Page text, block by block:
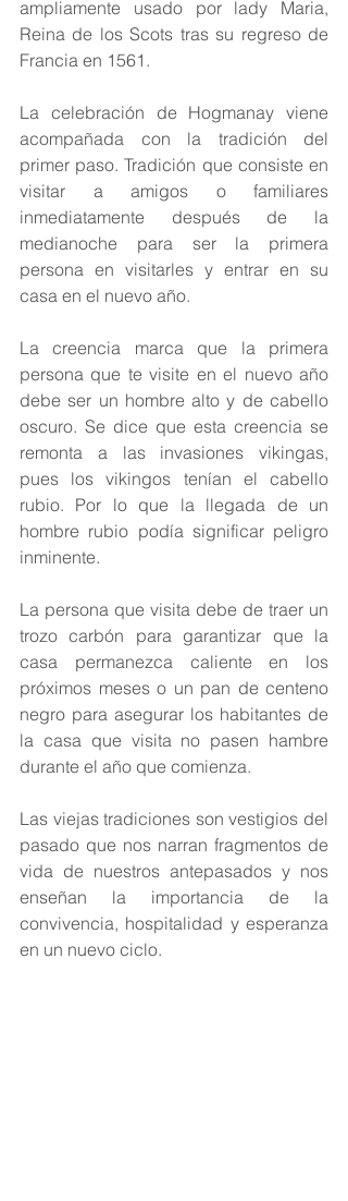
ampliamente usado por lady Maria,
Reina de los Scots tras su regreso de
Francia en 1561.
La celebración de Hogmanay viene
acompañada con la tradición del
primer paso. Tradición que consiste en
visitar a amigos o familiares
inmediatamente después de la
medianoche para ser la primera
persona en visitarles y entrar en su
casa en el nuevo año.
La creencia marca que la primera
persona que te visite en el nuevo año
debe ser un hombre alto y de cabello
oscuro. Se dice que esta creencia se
remonta a las invasiones vikingas,
pues los vikingos tenían el cabello
rubio. Por lo que la llegada de un
hombre rubio podía significar peligro
inminente.
La persona que visita debe de traer un
trozo carbón para garantizar que la
casa permanezca caliente en los
próximos meses o un pan de centeno
negro para asegurar los habitantes de
la casa que visita no pasen hambre
durante el año que comienza.
Las viejas tradiciones son vestigios del
pasado que nos narran fragmentos de
vida de nuestros antepasados y nos
enseñan la importancia de la
convivencia, hospitalidad y esperanza
en un nuevo ciclo.